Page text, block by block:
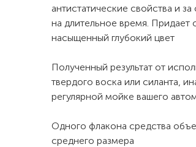
антистатические свойства и
на длительное время.
насыщенный глубокий цвет
Полученный результат от
твердого воска или силанта,
регулярной мойке вашего
Одного флакона средства
среднего размера